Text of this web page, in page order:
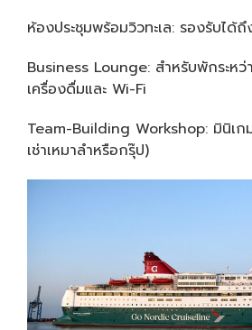
ห้องประชุมพร้อมวิวทะเล: รองรับได้
Business Lounge: สำหรับพักระหว่
เครื่องดื่มและ Wi-Fi
Team-Building Workshop: มินิเ
เช่าเหมาลำหรือกรุ๊ป)